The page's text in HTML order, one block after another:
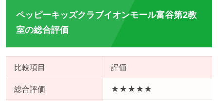
ペッピーキッズクラブイオンモール富谷第2教
室の総合評価
比較項目 評価
総合評価 ★★★★★